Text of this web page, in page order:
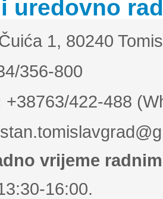
uredovno
1, 80240
356-800
+38763/422-488
vrijeme
16:00.